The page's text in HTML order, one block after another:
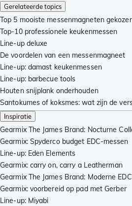
Gerelateerde topics
Top 5 mooiste messenmagneten
Top-10 professionele keukenmessen
Line-up deluxe
De voordelen van een messenmagneet
Line-up: damast keukenmessen
Line-up: barbecue tools
Houten snijplank onderhouden
Santokumes of koksmes: wat zijn de
Inspiratie
Gearmix The James Brand: Nocturne
Gearmix: Spyderco budget EDC-messen
Line-up: Eden Elements
Gearmix: carry on, carry a Leatherman
Gearmix The James Brand: Moderne
Gearmix: voorbereid op pad met Gerber
Line-up: Miyabi